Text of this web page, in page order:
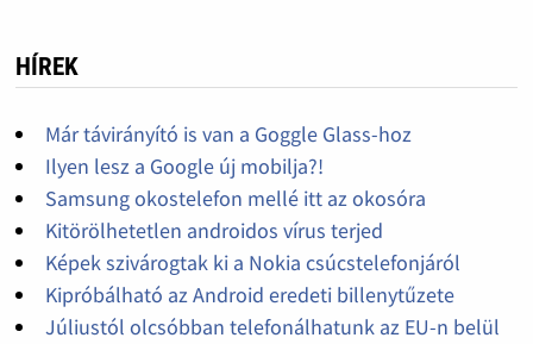
HÍREK
Már távirányító is van a Goggle Glass-hoz
Ilyen lesz a Google új mobilja?!
Samsung okostelefon mellé itt az okosóra
Kitörölhetetlen androidos vírus terjed
Képek szivárogtak ki a Nokia csúcstelefonjáról
Kipróbálható az Android eredeti billenytűzete
Júliustól olcsóbban telefonálhatunk az EU-n belül